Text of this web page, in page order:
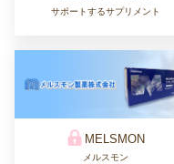
サポートするサプリメント
MELSMON
メルスモン